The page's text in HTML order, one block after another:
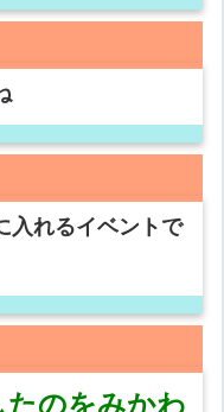
入れるイベントで
たのをみかわ